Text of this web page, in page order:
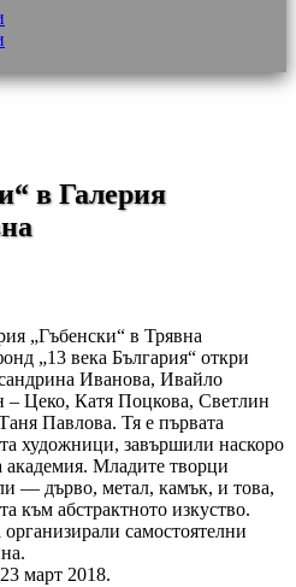
в Галерия
„Гъбенски“ в Трявна
„13 века България“ откри
Иванова, Ивайло
Цеко, Катя Поцкова, Светлин
Павлова. Тя е първата
художници, завършили наскоро
академия. Младите творци
― дърво, метал, камък, и това,
към абстрактното изкуство.
самостоятелни
март 2018.